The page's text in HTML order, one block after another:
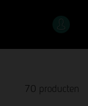
70 producten